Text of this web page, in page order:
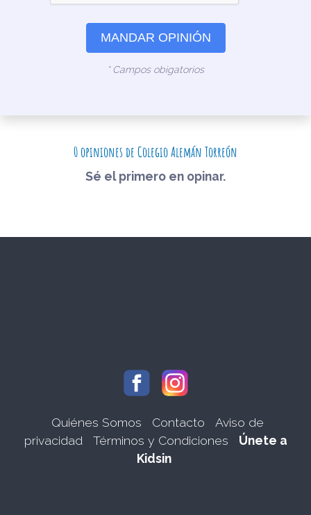
MANDAR OPINIÓN
* Campos obigatorios
0 opiniones de Colegio Alemán Torreón
Sé el primero en opinar.
Quiénes Somos Contacto
Aviso de
privacidad
Términos y Condiciones
Únete a
Kidsin